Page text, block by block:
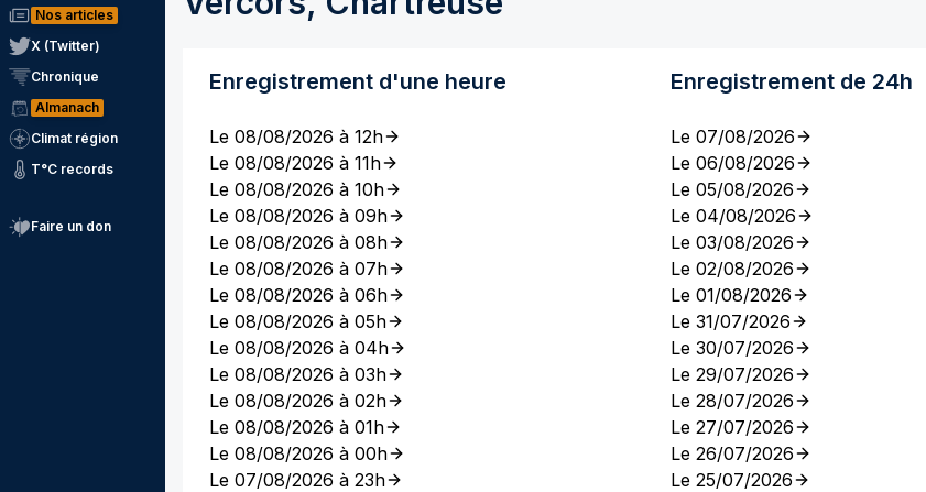
Nos articles
X (Twitter)
Chronique
Almanach
Climat région
T°C records
Faire un don
Enregistrement d'une heure
Le 08/08/2026 à 12h
Le 08/08/2026 à 11h
Le 08/08/2026 à 10h
Le 08/08/2026 à 09h
Le 08/08/2026 à 08h
Le 08/08/2026 à 07h
Le 08/08/2026 à 06h
Le 08/08/2026 à 05h
Le 08/08/2026 à 04h
Le 08/08/2026 à 03h
Le 08/08/2026 à 02h
Le 08/08/2026 à 01h
Le 08/08/2026 à 00h
Le 07/08/2026 à 23h
Enregistrement de 24h
Le 07/08/2026
Le 06/08/2026
Le 05/08/2026
Le 04/08/2026
Le 03/08/2026
Le 02/08/2026
Le 01/08/2026
Le 31/07/2026
Le 30/07/2026
Le 29/07/2026
Le 28/07/2026
Le 27/07/2026
Le 26/07/2026
Le 25/07/2026